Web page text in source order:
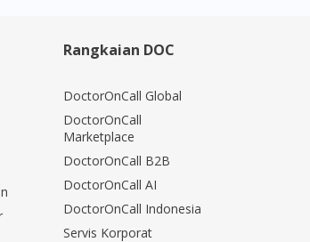
Rangkaian DOC
DoctorOnCall Global
DoctorOnCall
Marketplace
DoctorOnCall B2B
DoctorOnCall AI
DoctorOnCall Indonesia
Servis Korporat